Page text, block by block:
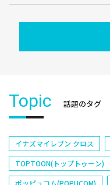
Topic 話題のタグ
イナズマイレブン クロス
TOPTOON(トップトゥーン)
ポッピュコム(POPUCOM)